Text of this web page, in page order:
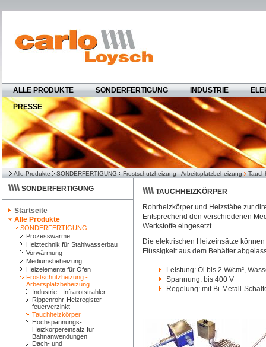
ALLE PRODUKTE SONDERFERTIGUNG INDUSTRIE
PRESSE
Alle Produkte SONDERFERTIGUNG Frostschutzheizung - Arbeitsplatzbeheizung
SONDERFERTIGUNG
Startseite
Alle Produkte
SONDERFERTIGUNG
Prozesswärme
Heiztechnik für Stahlwasserbau
Vorwärmung
Mediumsbeheizung
Heizelemente für Öfen
Frostschutzheizung -
Arbeitsplatzbeheizung
Industrie - Infrarotstrahler
Rippenrohr-Heizregister
feuerverzinkt
Tauchheizkörper
Hochspannungs-
Heizkörpereinsatz für
Bahnanwendungen
Dach- und
TAUCHHEIZKÖRPER
Rohrheizkörper und Heizstäbe zur
Entsprechend den verschiedenen
Werkstoffe eingesetzt.
Die elektrischen Heizeinsätze
Flüssigkeit aus dem Behälter
Leistung: Öl bis 2 W/cm²,
Spannung: bis 400 V
Regelung: mit Bi-Metall-